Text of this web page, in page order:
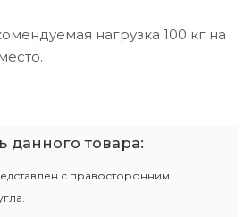
нагрузка 100 кг на
данного товара:
с правосторонним